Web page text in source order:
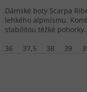
Dámské boty Scarpa
lehkého alpinismu.
stabilitou těžké pohorky.
36
37,5 38 39